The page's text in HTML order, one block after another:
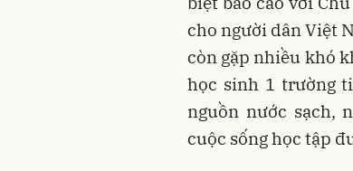
cho người dân Việt
còn gặp nhiều khó
học sinh 1 trường
nguồn nước sạch,
cuộc sống học tập